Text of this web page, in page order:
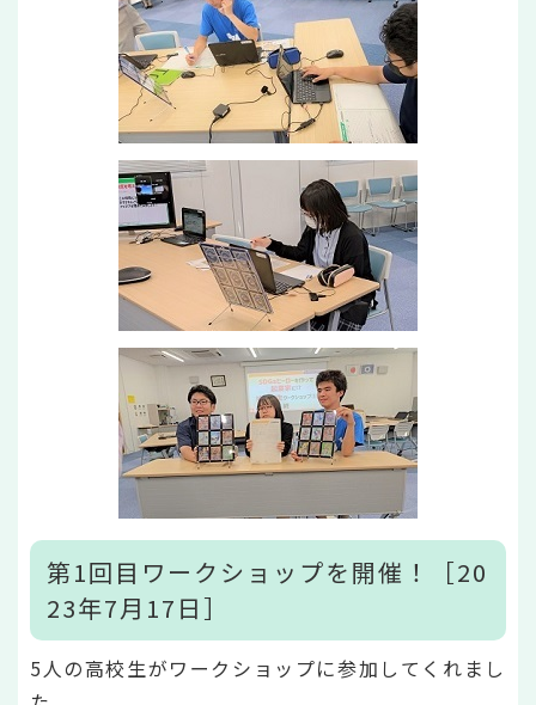
第1回目ワークショップを開催！［20
23年7月17日］
5人の高校生がワークショップに参加してくれまし